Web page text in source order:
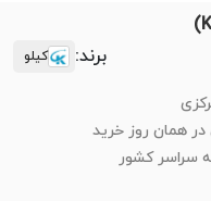
برند: کیلو
در همان روز خرید
سراسر کشور